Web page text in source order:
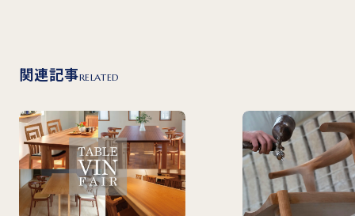
関連記事RELATED